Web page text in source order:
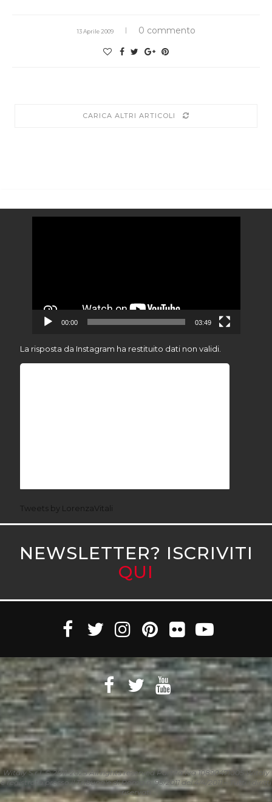
13 Aprile 2009 0 commento
CARICA ALTRI ARTICOLI
00:00 03:49
La risposta da Instagram ha restituito dati non validi.
Tweets by LorenzaVitali
NEWSLETTER? ISCRIVITI
QUI
Witaly S.r.l. © 2011-2023 All rights reserved Partita Iva 10890471005 Witaly
è registrata presso il Tribunale di Roma n. 95/2011 del 4/4/2011 – Tutti i diritti
riservati